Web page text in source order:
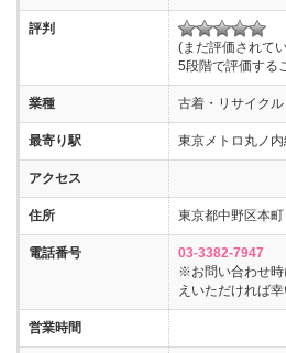
評判
(まだ評価されて
5段階で評価する
業種 古着・リサイクル
最寄り駅 東京メトロ丸ノ
アクセス
住所 東京都中野区本
電話番号
03-3382-7947
※お問い合わせ時
えいただければ幸
営業時間